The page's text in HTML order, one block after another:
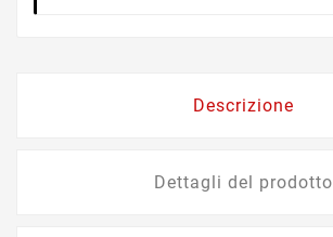
Descrizione
Dettagli del prodotto